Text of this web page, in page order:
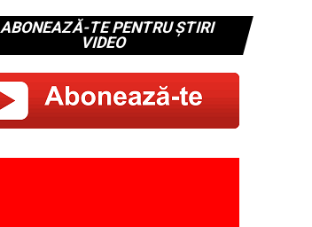
ABONEAZĂ-TE PENTRU ȘTIRI
VIDEO